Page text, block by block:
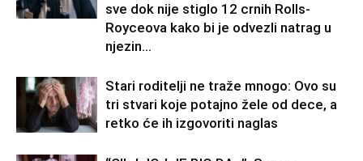
sve dok nije stiglo 12 crnih Rolls-
Royceova kako bi je odvezli natrag u
njezin...
Stari roditelji ne traže mnogo: Ovo su
tri stvari koje potajno žele od dece, a
retko će ih izgovoriti naglas